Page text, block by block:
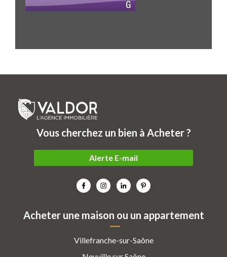
Acheter une maison ou un appartement
Villefranche-sur-Saône
Vous cherchez un bien à Acheter ?
Alerte E-mail